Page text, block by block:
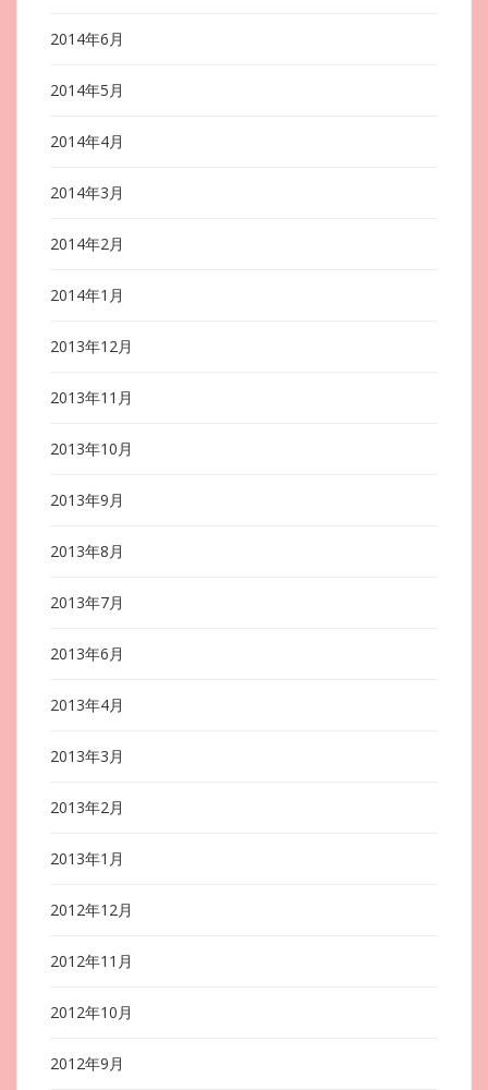
2014年6月
2014年5月
2014年4月
2014年3月
2014年2月
2014年1月
2013年12月
2013年11月
2013年10月
2013年9月
2013年8月
2013年7月
2013年6月
2013年4月
2013年3月
2013年2月
2013年1月
2012年12月
2012年11月
2012年10月
2012年9月